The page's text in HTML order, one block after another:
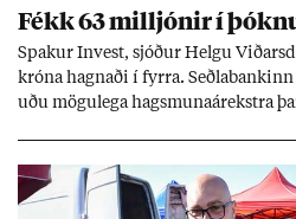
Fékk 63 millj­ón­ir í
Spak­ur In­vest, sjóð­ur Helgu
króna hagn­aði í fyrra.
uðu mögu­lega hags­muna­árekstra